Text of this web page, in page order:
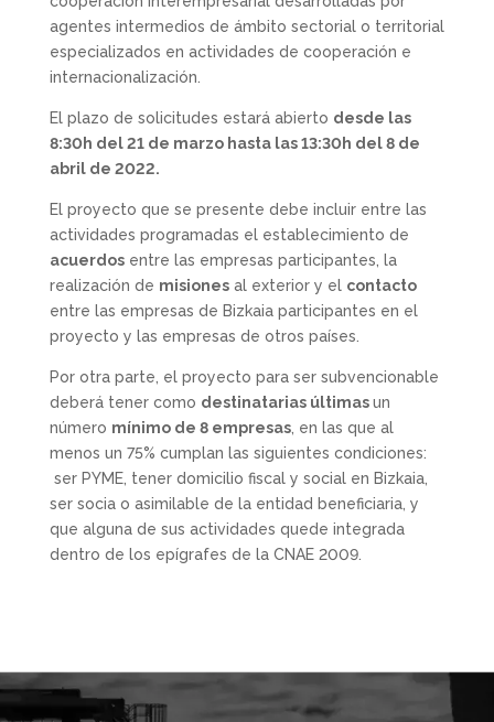
agentes intermedios de ámbito sectorial o territorial
especializados en actividades de cooperación e
internacionalización.
El plazo de solicitudes estará abierto desde las
8:30h del 21 de marzo hasta las 13:30h del 8 de
abril de 2022.
El proyecto que se presente debe incluir entre las
actividades programadas el establecimiento de
acuerdosentre las empresas participantes, la
realización de misionesal exterior y el contacto
entre las empresas de Bizkaia participantes en el
proyecto y las empresas de otros países.
Por otra parte, el proyecto para ser subvencionable
deberá tener como destinatarias últimasun
número mínimo de 8 empresas, en las que al
menos un 75% cumplan las siguientes condiciones:
ser PYME, tener domicilio fiscal y social en Bizkaia,
ser socia o asimilable de la entidad beneficiaria, y
que alguna de sus actividades quede integrada
dentro de los epígrafes de la CNAE 2009.